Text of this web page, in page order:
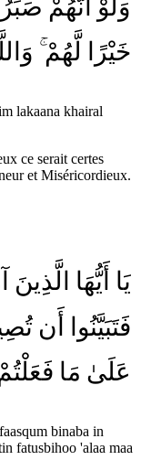
وَلَوْ أَنَّهُمْ
خَيْرًا
لَّهُمْ
lakaana khairal
ce serait certes
et Miséricordieux.
يَا أَيُّهَا الَّذِينَ
فَتَبَيَّنُوا
أَن
عَلَىٰ مَا فَعَلْتُمْ
binaba in
fatusbihoo 'alaa maa